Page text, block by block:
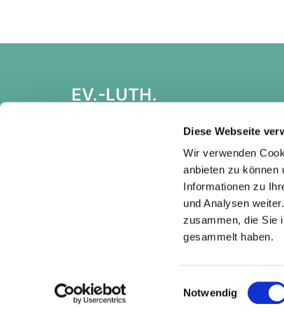
Diese Webseite
Wir verwenden
anbieten zu können
Informationen zu
und Analysen
zusammen, die Sie
gesammelt haben.
Einwilligungsauswahl
Notwendig
EV.-LUTH.